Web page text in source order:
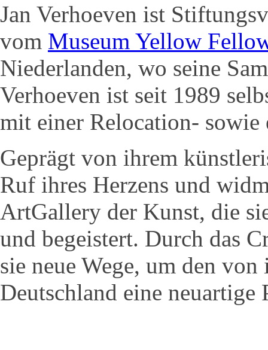
Jan Verhoeven ist
vom Museum Yellow
Niederlanden, wo seine
Verhoeven ist seit 1989
mit einer Relocation-
Geprägt von ihrem
Ruf ihres Herzens und
ArtGallery der Kunst, die
und begeistert. Durch das
sie neue Wege, um den
Deutschland eine